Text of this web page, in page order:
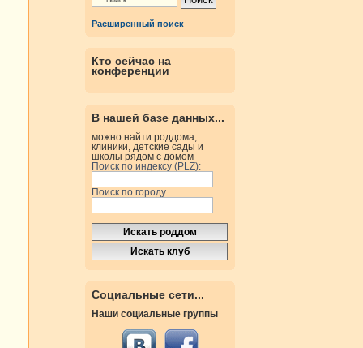
Расширенный поиск
Кто сейчас на
конференции
В нашей базе данных...
можно найти роддома,
клиники, детские сады и
школы рядом с домом
Поиск по индексу (PLZ):
Поиск по городу
Социальные сети...
Наши социальные группы